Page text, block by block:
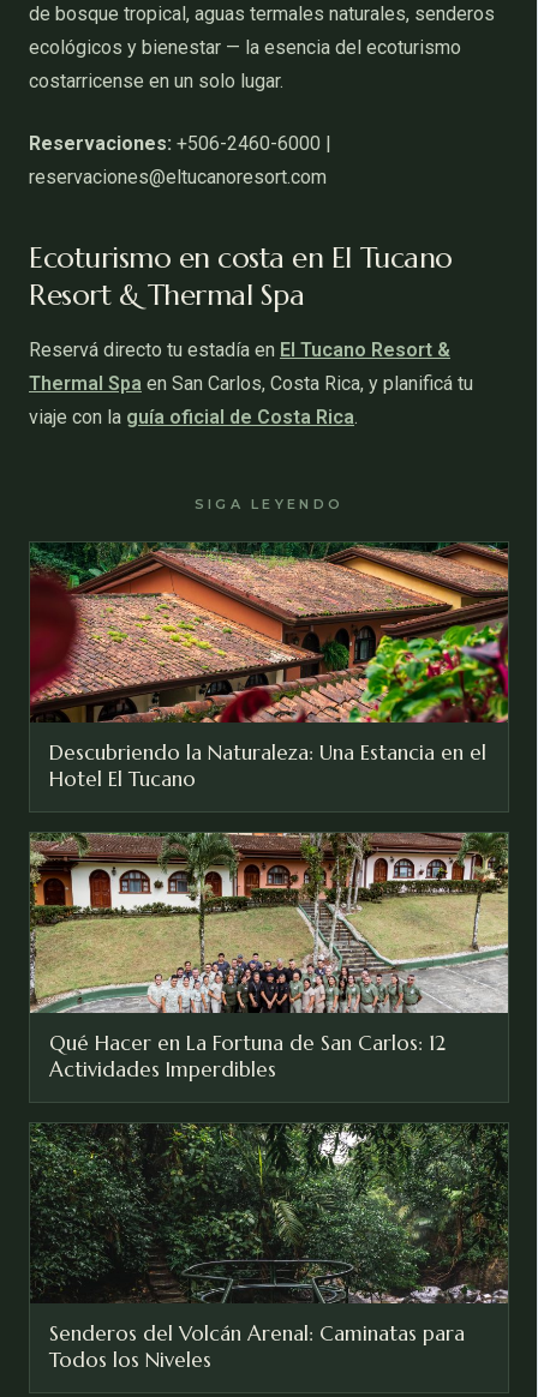
de bosque tropical, aguas termales naturales, senderos
ecológicos y bienestar — la esencia del ecoturismo
costarricense en un solo lugar.
Reservaciones: +506-2460-6000 |
reservaciones@eltucanoresort.com
Ecoturismo en costa en El Tucano
Resort & Thermal Spa
Reservá directo tu estadía en El Tucano Resort &
Thermal Spa en San Carlos, Costa Rica, y planificá tu
viaje con la guía oficial de Costa Rica.
SIGA LEYENDO
Descubriendo la Naturaleza: Una Estancia en el
Hotel El Tucano
Qué Hacer en La Fortuna de San Carlos: 12
Actividades Imperdibles
Senderos del Volcán Arenal: Caminatas para
Todos los Niveles